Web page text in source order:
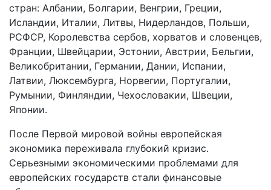
стран: Албании, Болгарии, Венгрии, Греции,
Исландии, Италии, Литвы, Нидерландов, Польши,
РСФСР, Королевства сербов, хорватов и словенцев,
Франции, Швейцарии, Эстонии, Австрии, Бельгии,
Великобритании, Германии, Дании, Испании,
Латвии, Люксембурга, Норвегии, Португалии,
Румынии, Финляндии, Чехословакии, Швеции,
Японии.
После Первой мировой войны европейская
экономика переживала глубокий кризис.
Серьезными экономическими проблемами для
европейских государств стали финансовые